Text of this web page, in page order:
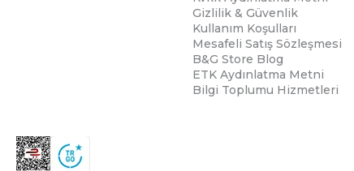
Gizlilik & Güvenlik
Kullanım Koşulları
Mesafeli Satış Sözleşmesi
B&G Store Blog
ETK Aydınlatma Metni
Bilgi Toplumu Hizmetleri